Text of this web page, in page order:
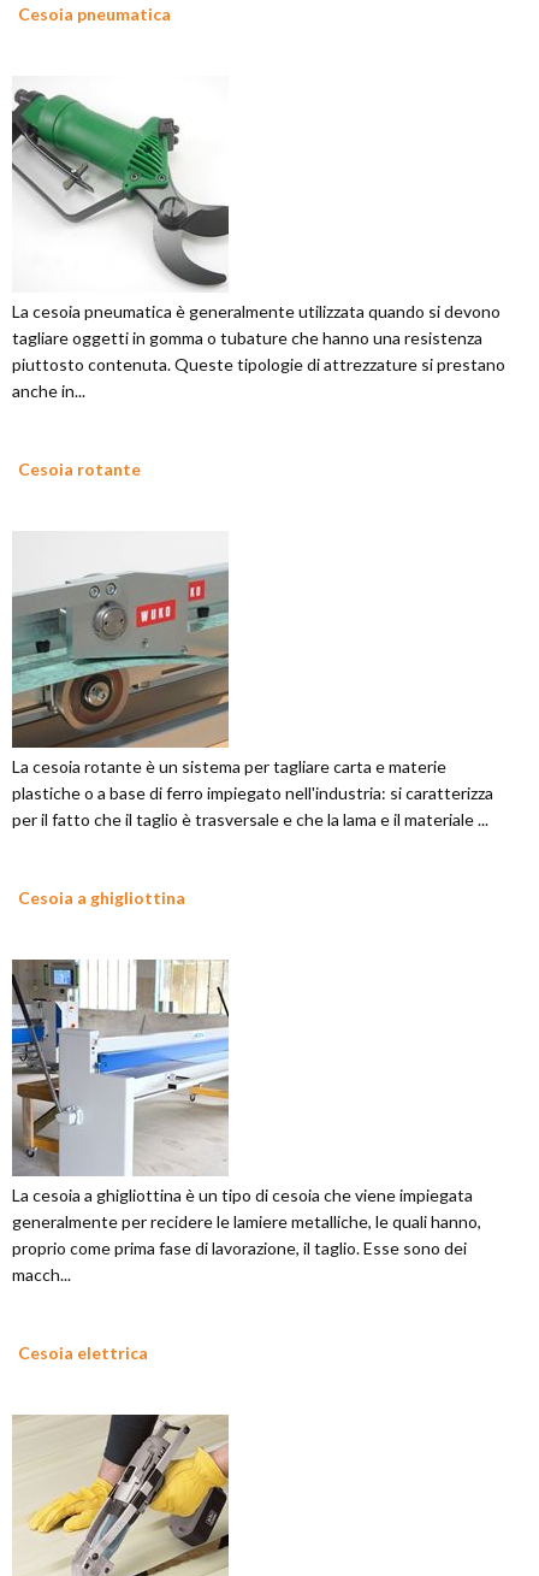
Cesoia pneumatica
La cesoia pneumatica è generalmente utilizzata quando si devono
tagliare oggetti in gomma o tubature che hanno una resistenza
piuttosto contenuta. Queste tipologie di attrezzature si prestano
anche in...
Cesoia rotante
La cesoia rotante è un sistema per tagliare carta e materie
plastiche o a base di ferro impiegato nell'industria: si caratterizza
per il fatto che il taglio è trasversale e che la lama e il materiale ...
Cesoia a ghigliottina
La cesoia a ghigliottina è un tipo di cesoia che viene impiegata
generalmente per recidere le lamiere metalliche, le quali hanno,
proprio come prima fase di lavorazione, il taglio. Esse sono dei
macch...
Cesoia elettrica